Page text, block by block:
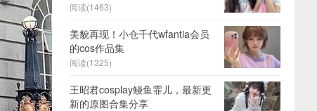
阅读(1463)
美貌再现！小仓千代wfantia会员
的cos作品集
阅读(1325)
王昭君cosplay鳗鱼霏儿，最新更
新的原图合集分享